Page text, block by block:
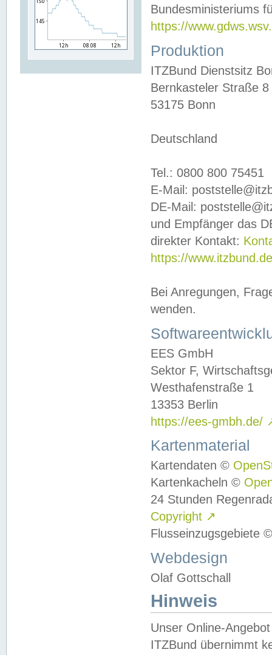
Bundesministeriums
https://
Produktion
ITZBund Dienstsitz
Bernkasteler Straße 8
53175 Bonn
Deutschland
Tel.: 0800 800 75451
E-Mail:
DE-Mail:
und Empfänger das
direkter Kontakt:
https://
Bei Anregungen,
wenden.
EES GmbH
Sektor F,
Westhafenstraße 1
13353 Berlin
https://ees-gmbh.de/
Kartenmaterial
Kartendaten ©
Kartenkacheln ©
24 Stunden
Copyright ↗
Flusseinzugsgebiete
Webdesign
Olaf Gottschall
Hinweis
Unser Online-
ITZBund übernimmt